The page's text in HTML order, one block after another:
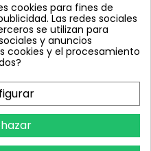
placa
feromona
inyecciones tronco
JED
polillero
cookies para fines de
Las redes sociales
se utilizan para
y anuncios
cookies y el procesamiento